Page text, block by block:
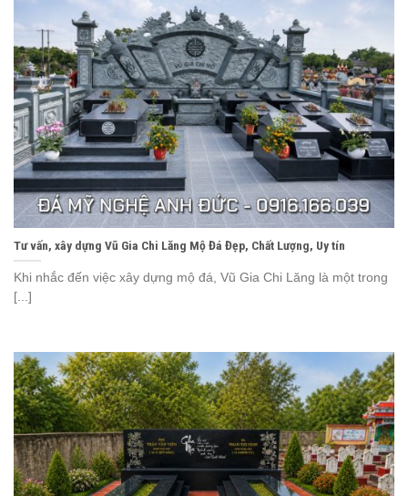
Tư vấn, xây dựng Vũ Gia Chi Lăng Mộ Đá Đẹp, Chất Lượng, Uy tín
Khi nhắc đến việc xây dựng mộ đá, Vũ Gia Chi Lăng là một trong
[...]